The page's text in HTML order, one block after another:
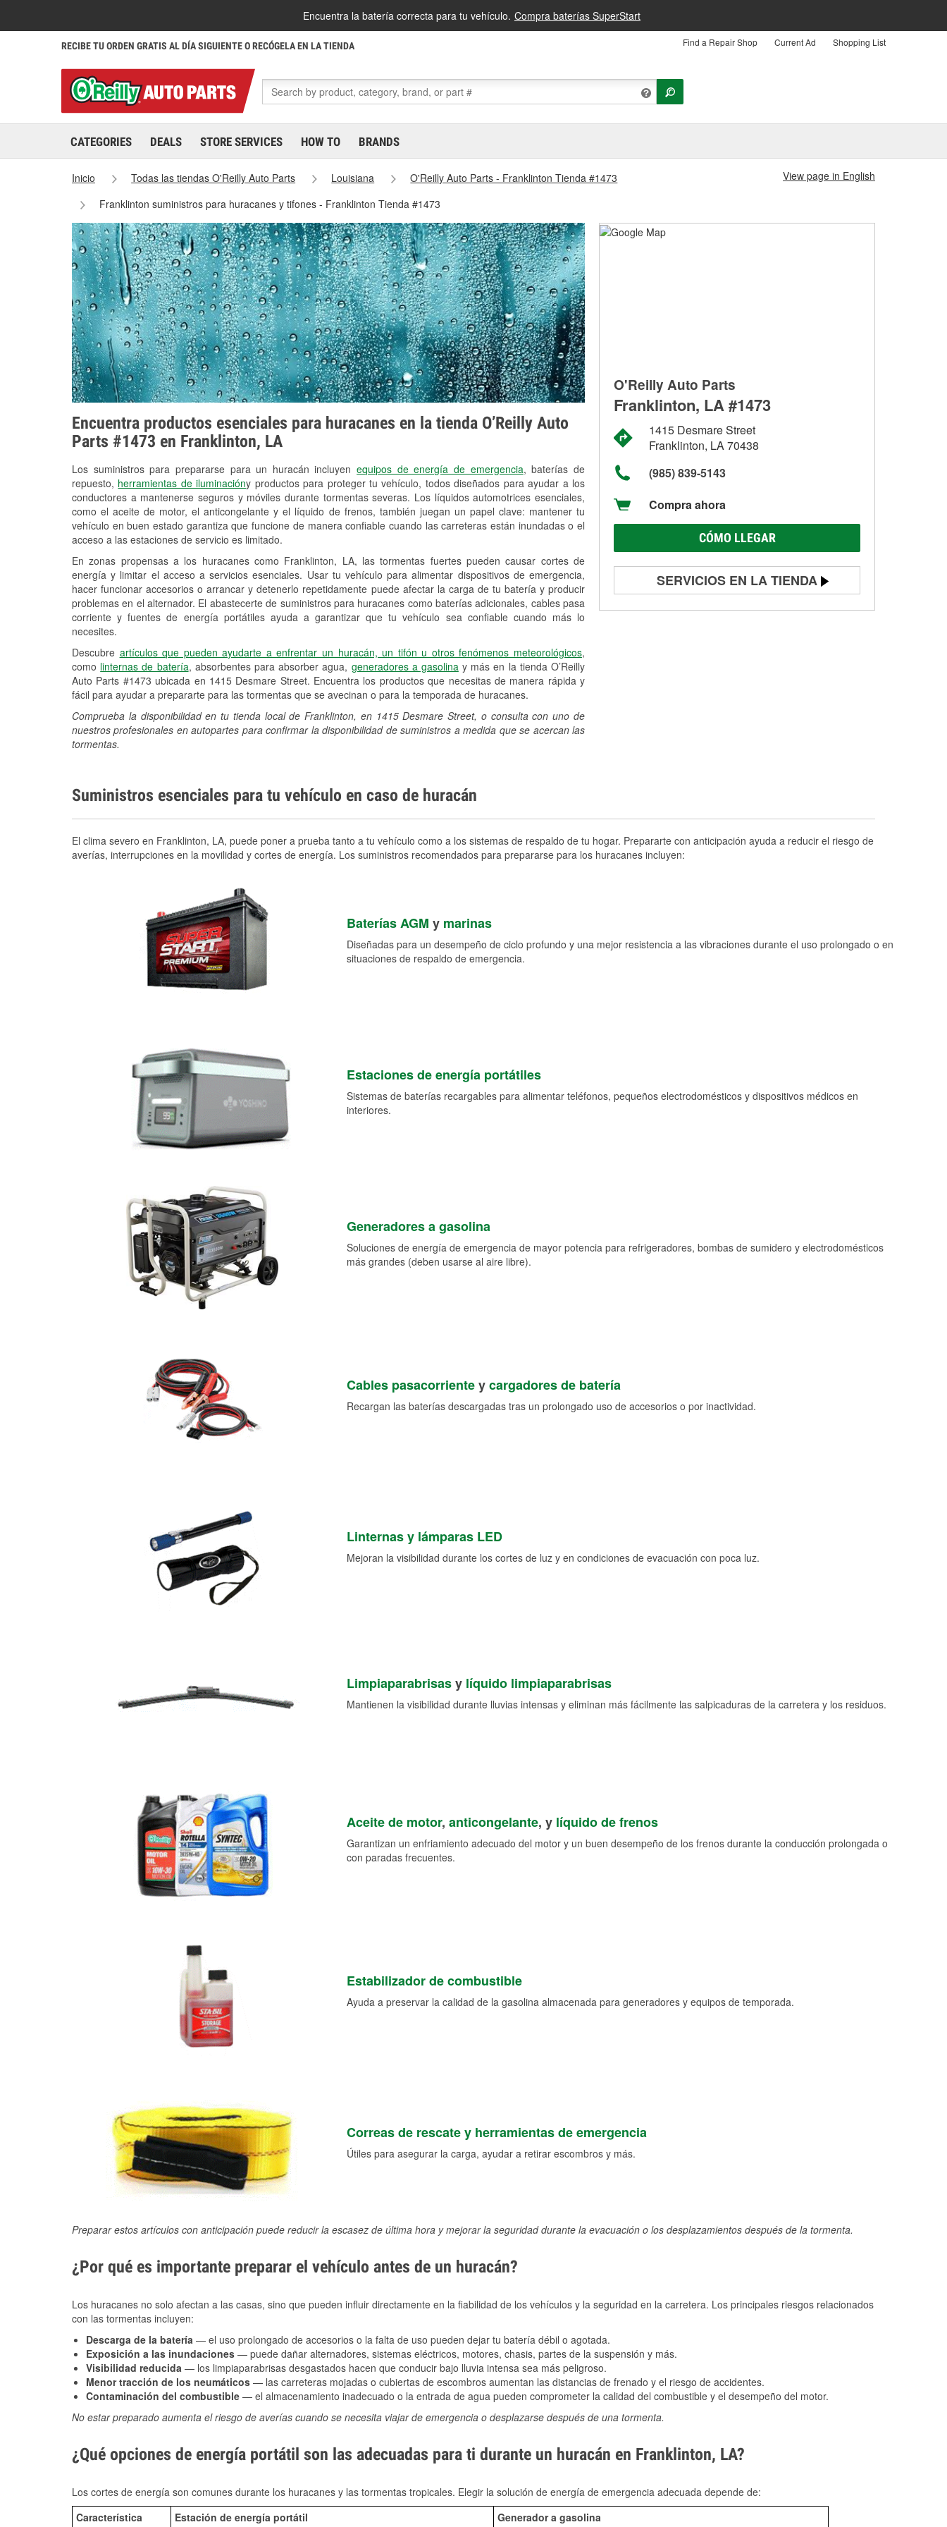
Encuentra la batería correcta para tu vehículo. Compra baterías SuperStart
RECIBE TU ORDEN GRATIS AL DÍA SIGUIENTE O RECÓGELA EN LA TIENDA Find a Repair Shop Current Ad Shopping List
CATEGORIES DEALS STORE SERVICES HOW TO BRANDS
Inicio Todas las tiendas O'Reilly Auto Parts Louisiana
O'Reilly Auto Parts - Franklinton Tienda #1473
Franklinton suministros para huracanes y tifones - Franklinton Tienda #1473
View page in English
Encuentra productos esenciales para huracanes en la tienda O’Reilly Auto
Parts #1473 en Franklinton, LA
Los suministros para prepararse para un huracán incluyenequipos de energía de emergencia, baterías de
repuesto, herramientas de iluminacióny productos para proteger tu vehículo, todos diseñados para ayudar a los
conductores a mantenerse seguros y móviles durante tormentas severas. Los líquidos automotrices esenciales,
como el aceite de motor, el anticongelante y el líquido de frenos, también juegan un papel clave: mantener tu
vehículo en buen estado garantiza que funcione de manera confiable cuando las carreteras están inundadas o el
acceso a las estaciones de servicio es limitado.
En zonas propensas a los huracanes como Franklinton, LA, las tormentas fuertes pueden causar cortes de
energía y limitar el acceso a servicios esenciales. Usar tu vehículo para alimentar dispositivos de emergencia,
hacer funcionar accesorios o arrancar y detenerlo repetidamente puede afectar la carga de tu batería y producir
problemas en el alternador. El abastecerte de suministros para huracanes como baterías adicionales, cables pasa
corriente y fuentes de energía portátiles ayuda a garantizar que tu vehículo sea confiable cuando más lo
necesites.
Descubre artículos que pueden ayudarte a enfrentar un huracán, un tifón u otros fenómenos meteorológicos,
como linternas de batería, absorbentes para absorber agua, generadores a gasolinay más en la tienda O’Reilly
Auto Parts #1473 ubicada en 1415 Desmare Street. Encuentra los productos que necesitas de manera rápida y
fácil para ayudar a prepararte para las tormentas que se avecinan o para la temporada de huracanes.
Comprueba la disponibilidad en tu tienda local de Franklinton, en 1415 Desmare Street, o consulta con uno de
nuestros profesionales en autopartes para confirmar la disponibilidad de suministros a medida que se acercan las
tormentas.
O'Reilly Auto Parts
Franklinton, LA #1473
1415 Desmare Street
Franklinton, LA 70438
(985) 839-5143
Compra ahora
CÓMO LLEGAR
SERVICIOS EN LA TIENDA
Prueba de batería
Tornado Supplies
Suministros esenciales para tu vehículo en caso de huracán
El clima severo en Franklinton, LA, puede poner a prueba tanto a tu vehículo como a los sistemas de respaldo de tu hogar. Prepararte con anticipación ayuda a reducir el riesgo de
averías, interrupciones en la movilidad y cortes de energía. Los suministros recomendados para prepararse para los huracanes incluyen:
Baterías AGM y marinas
Diseñadas para un desempeño de ciclo profundo y una mejor resistencia a las vibraciones durante el uso prolongado o en
situaciones de respaldo de emergencia.
Estaciones de energía portátiles
Sistemas de baterías recargables para alimentar teléfonos, pequeños electrodomésticos y dispositivos médicos en
interiores.
Generadores a gasolina
Soluciones de energía de emergencia de mayor potencia para refrigeradores, bombas de sumidero y electrodomésticos
más grandes (deben usarse al aire libre).
Cables pasacorrienteycargadores de batería
Recargan las baterías descargadas tras un prolongado uso de accesorios o por inactividad.
Linternas y lámparas LED
Mejoran la visibilidad durante los cortes de luz y en condiciones de evacuación con poca luz.
Limpiaparabrisasy líquido limpiaparabrisas
Mantienen la visibilidad durante lluvias intensas y eliminan más fácilmente las salpicaduras de la carretera y los residuos.
Aceite de motor, anticongelante, y líquido de frenos
Garantizan un enfriamiento adecuado del motor y un buen desempeño de los frenos durante la conducción prolongada o
con paradas frecuentes.
Estabilizador de combustible
Ayuda a preservar la calidad de la gasolina almacenada para generadores y equipos de temporada.
Correas de rescate y herramientas de emergencia
Útiles para asegurar la carga, ayudar a retirar escombros y más.
Preparar estos artículos con anticipación puede reducir la escasez de última hora y mejorar la seguridad durante la evacuación o los desplazamientos después de la tormenta.
¿Por qué es importante preparar el vehículo antes de un huracán?
Los huracanes no solo afectan a las casas, sino que pueden influir directamente en la fiabilidad de los vehículos y la seguridad en la carretera. Los principales riesgos relacionados
con las tormentas incluyen:
Descarga de la batería — el uso prolongado de accesorios o la falta de uso pueden dejar tu batería débil o agotada.
Exposición a las inundaciones — puede dañar alternadores, sistemas eléctricos, motores, chasis, partes de la suspensión y más.
Visibilidad reducida — los limpiaparabrisas desgastados hacen que conducir bajo lluvia intensa sea más peligroso.
Menor tracción de los neumáticos — las carreteras mojadas o cubiertas de escombros aumentan las distancias de frenado y el riesgo de accidentes.
Contaminación del combustible — el almacenamiento inadecuado o la entrada de agua pueden comprometer la calidad del combustible y el desempeño del motor.
No estar preparado aumenta el riesgo de averías cuando se necesita viajar de emergencia o desplazarse después de una tormenta.
¿Qué opciones de energía portátil son las adecuadas para ti durante un huracán en Franklinton, LA?
Los cortes de energía son comunes durante los huracanes y las tormentas tropicales. Elegir la solución de energía de emergencia adecuada depende de:
Característica
Estación de energía portátil Generador a gasolina